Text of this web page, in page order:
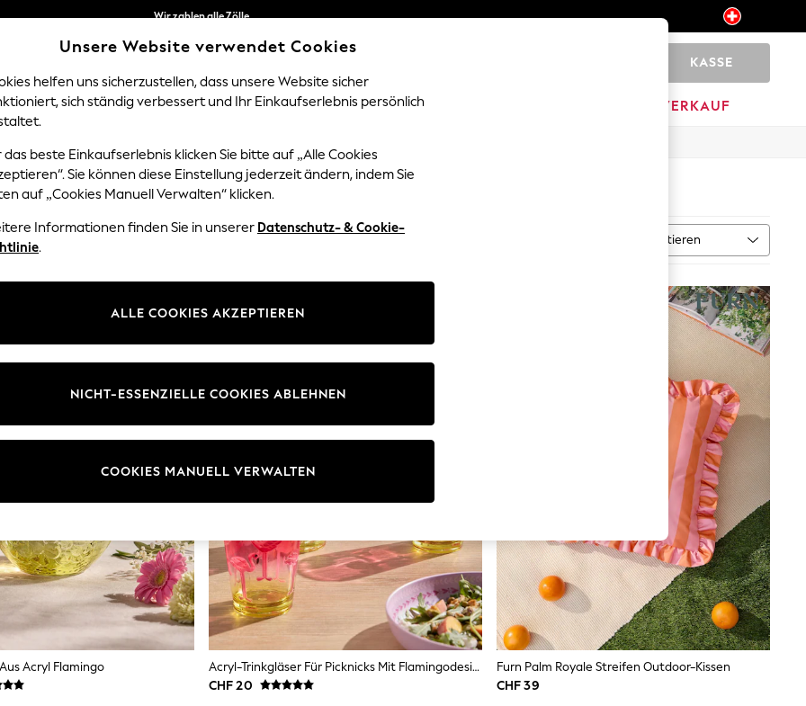
Wir zahlen alle Zölle
Sie können jetzt
auf Französisch und Italienisch einkaufen
KASSE
BABY DAMEN HERREN HOME AUSVERKAUF
GARTEN UND AUSSENBEREICH
Sortieren
Acryl Flamingo
Acryl-Trinkgläser Für Picknicks Mit Flamingodesign Im 4er-Set
CHF 20
Furn Palm Royale Streifen Outdoor-Kissen
CHF 39
Unsere Website verwendet Cookies
helfen uns sicherzustellen, dass unsere Website sicher
sich ständig verbessert und Ihr Einkaufserlebnis persönlich
das beste Einkaufserlebnis klicken Sie bitte auf „Alle Cookies
Sie können diese Einstellung jederzeit ändern, indem Sie
auf „Cookies Manuell Verwalten“ klicken.
Informationen finden Sie in unserer Datenschutz- & Cookie-
.
ALLE COOKIES AKZEPTIEREN
COOKIES MANUELL VERWALTEN
NICHT-ESSENZIELLE COOKIES ABLEHNEN